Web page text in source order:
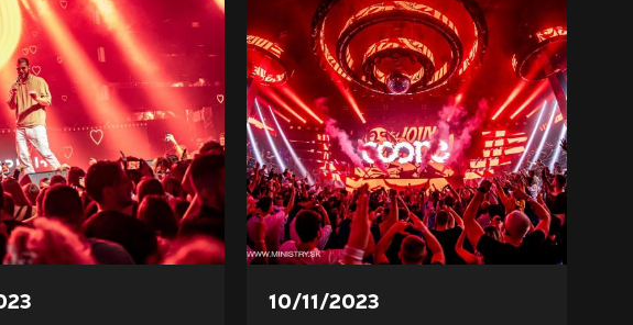
10/11/2023